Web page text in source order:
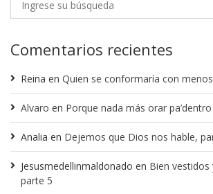
Comentarios recientes
Reina en Quien se conformaría con
Alvaro en Porque nada más orar
Analia en Dejemos que Dios nos hable,
Jesusmedellinmaldonado en Bien vestidos
parte 5